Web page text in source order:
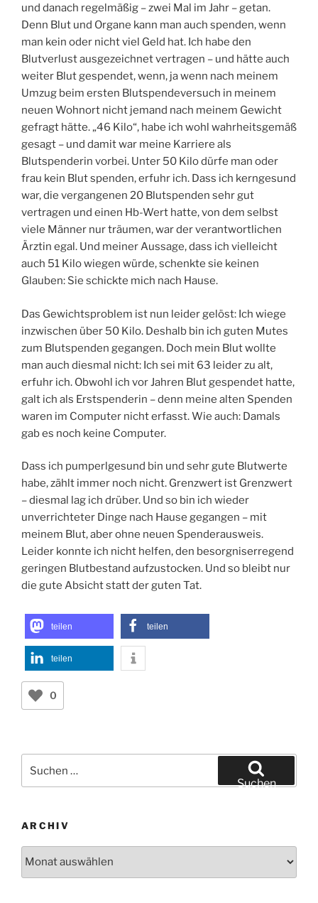
und danach regelmäßig – zwei Mal im Jahr – getan.
Denn Blut und Organe kann man auch spenden, wenn
man kein oder nicht viel Geld hat. Ich habe den
Blutverlust ausgezeichnet vertragen – und hätte auch
weiter Blut gespendet, wenn, ja wenn nach meinem
Umzug beim ersten Blutspendeversuch in meinem
neuen Wohnort nicht jemand nach meinem Gewicht
gefragt hätte. „46 Kilo“, habe ich wohl wahrheitsgemäß
gesagt – und damit war meine Karriere als
Blutspenderin vorbei. Unter 50 Kilo dürfe man oder
frau kein Blut spenden, erfuhr ich. Dass ich kerngesund
war, die vergangenen 20 Blutspenden sehr gut
vertragen und einen Hb-Wert hatte, von dem selbst
viele Männer nur träumen, war der verantwortlichen
Ärztin egal. Und meiner Aussage, dass ich vielleicht
auch 51 Kilo wiegen würde, schenkte sie keinen
Glauben: Sie schickte mich nach Hause.
Das Gewichtsproblem ist nun leider gelöst: Ich wiege
inzwischen über 50 Kilo. Deshalb bin ich guten Mutes
zum Blutspenden gegangen. Doch mein Blut wollte
man auch diesmal nicht: Ich sei mit 63 leider zu alt,
erfuhr ich. Obwohl ich vor Jahren Blut gespendet hatte,
galt ich als Erstspenderin – denn meine alten Spenden
waren im Computer nicht erfasst. Wie auch: Damals
gab es noch keine Computer.
Dass ich pumperlgesund bin und sehr gute Blutwerte
habe, zählt immer noch nicht. Grenzwert ist Grenzwert
– diesmal lag ich drüber. Und so bin ich wieder
unverrichteter Dinge nach Hause gegangen – mit
meinem Blut, aber ohne neuen Spenderausweis.
Leider konnte ich nicht helfen, den besorgniserregend
geringen Blutbestand aufzustocken. Und so bleibt nur
die gute Absicht statt der guten Tat.
teilen teilen
teilen
0
nach:
Suchen
ARCHIV